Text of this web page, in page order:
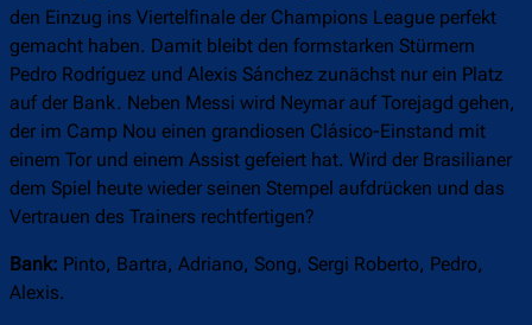
den Einzug ins Viertelfinale der Champions League perfekt
gemacht haben. Damit bleibt den formstarken Stürmern
Pedro Rodríguez und Alexis Sánchez zunächst nur ein Platz
auf der Bank. Neben Messi wird Neymar auf Torejagd gehen,
der im Camp Nou einen grandiosen Clásico-Einstand mit
einem Tor und einem Assist gefeiert hat. Wird der Brasilianer
dem Spiel heute wieder seinen Stempel aufdrücken und das
Vertrauen des Trainers rechtfertigen?
Bank: Pinto, Bartra, Adriano, Song, Sergi Roberto, Pedro,
Alexis.